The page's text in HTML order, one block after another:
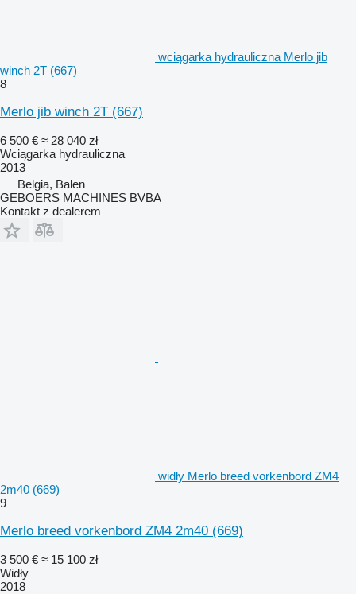
wciągarka hydrauliczna Merlo jib
winch 2T (667)
8
Merlo jib winch 2T (667)
6 500 € ≈ 28 040 zł
Wciągarka hydrauliczna
2013
Belgia, Balen
GEBOERS MACHINES BVBA
Kontakt z dealerem
widły Merlo breed vorkenbord ZM4
2m40 (669)
9
Merlo breed vorkenbord ZM4 2m40 (669)
3 500 € ≈ 15 100 zł
Widły
2018